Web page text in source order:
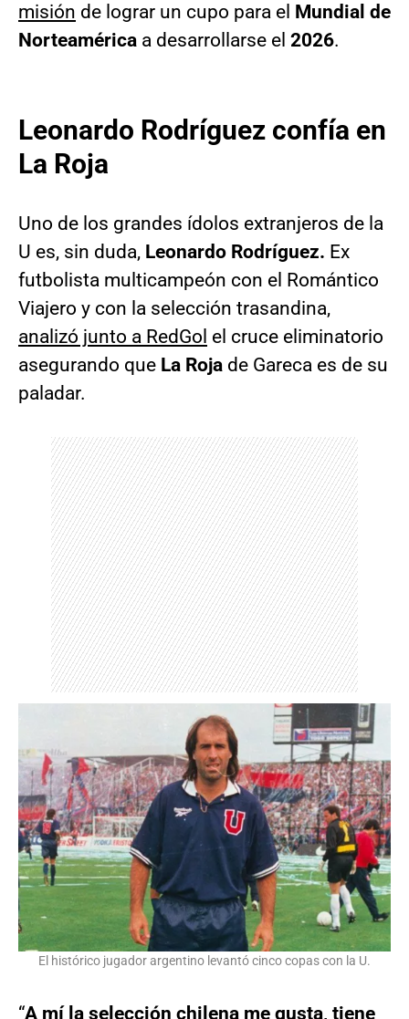
misión de lograr un cupo para el Mundial de
Norteamérica a desarrollarse el 2026.
Leonardo Rodríguez confía en
La Roja
Uno de los grandes ídolos extranjeros de la
U es, sin duda, Leonardo Rodríguez. Ex
futbolista multicampeón con el Romántico
Viajero y con la selección trasandina,
analizó junto a RedGol el cruce eliminatorio
asegurando que La Roja de Gareca es de su
paladar.
El histórico jugador argentino levantó cinco copas con la U.
“A mí la selección chilena me gusta, tiene